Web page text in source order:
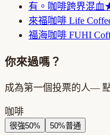
有。咖啡跨界混血
來福咖啡 Life
福海咖啡 FUHI
你來過嗎？
成為第一個投票的人—
咖啡
很強50% 50%普通